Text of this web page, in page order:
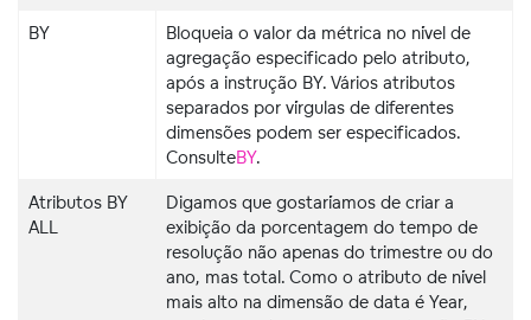
BY
Bloqueia o valor da métrica no nível de
agregação especificado pelo atributo,
após a instrução BY. Vários atributos
separados por vírgulas de diferentes
dimensões podem ser especificados.
ConsulteBY.
Atributos BY
ALL
Digamos que gostaríamos de criar a
exibição da porcentagem do tempo de
resolução não apenas do trimestre ou do
ano, mas total. Como o atributo de nível
mais alto na dimensão de data é Year,